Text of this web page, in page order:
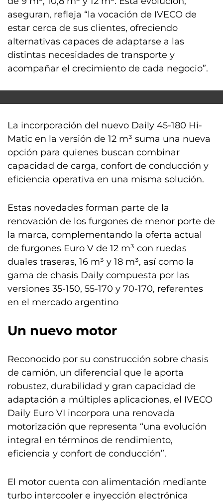
aseguran, refleja “la vocación de IVECO de
estar cerca de sus clientes, ofreciendo
alternativas capaces de adaptarse a las
distintas necesidades de transporte y
acompañar el crecimiento de cada negocio”.
La incorporación del nuevo Daily 45-180 Hi-
Matic en la versión de 12 m³ suma una nueva
opción para quienes buscan combinar
capacidad de carga, confort de conducción y
eficiencia operativa en una misma solución.
Estas novedades forman parte de la
renovación de los furgones de menor porte de
la marca, complementando la oferta actual
de furgones Euro V de 12 m³ con ruedas
duales traseras, 16 m³ y 18 m³, así como la
gama de chasis Daily compuesta por las
versiones 35-150, 55-170 y 70-170, referentes
en el mercado argentino
Un nuevo motor
Reconocido por su construcción sobre chasis
de camión, un diferencial que le aporta
robustez, durabilidad y gran capacidad de
adaptación a múltiples aplicaciones, el IVECO
Daily Euro VI incorpora una renovada
motorización que representa “una evolución
integral en términos de rendimiento,
eficiencia y confort de conducción”.
El motor cuenta con alimentación mediante
turbo intercooler e inyección electrónica